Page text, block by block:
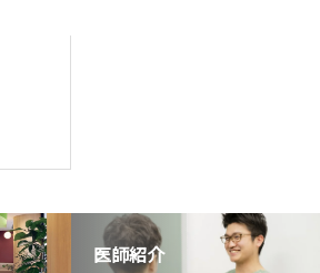
医師紹介